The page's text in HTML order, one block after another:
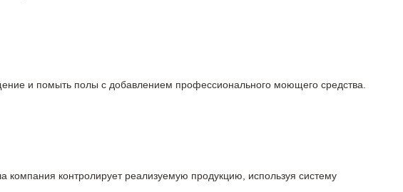
и помыть полы с добавлением профессионального моющего средства.
контролирует реализуемую продукцию, используя систему